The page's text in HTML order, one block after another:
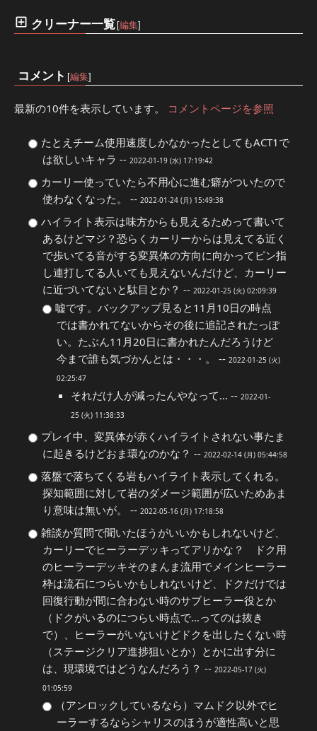
クリーナー一覧 [編集]
コメント [編集]
最新の10件を表示しています。 コメントページを参照
たとえチーム使用速度しかなかったとしてもACT1で
は欲しいキャラ -- 2022-01-19 (水) 17:19:42
カーリー使っていたら不用心に進む癖がついたので
使わなくなった。 -- 2022-01-24 (月) 15:49:38
ハイライト表示は味方からも見えるためって書いて
あるけどマジ？恐らくカーリーからは見えてる近く
で歩いてる音がする変異体の方向に向かってピン指
し連打してる人いても見えないんだけど、カーリー
に近づいてないと駄目とか？ -- 2022-01-25 (火) 02:09:39
嘘です。バックアップ見ると11月10日の時点
では書かれてないからその後に追記されたっぽ
い。たぶん11月20日に書かれたんだろうけど
今まで誰も気づかんとは・・・。 -- 2022-01-25 (火)
02:25:47
それだけ人が減ったんやなって… -- 2022-01-
25 (火) 11:38:33
プレイ中、変異体が赤くハイライトされない事たま
に起きるけどおま環なのかな？ -- 2022-02-14 (月) 05:44:58
落盤で落ちてくる岩もハイライト表示してくれる。
探知範囲に対して岩のダメージ範囲が広いためあま
り意味は無いが。 -- 2022-05-16 (月) 17:18:58
雑談か質問で聞いたほうがいいかもしれないけど、
カーリーでヒーラーデッキってアリかな？ ドク用
のヒーラーデッキそのまんま流用でメインヒーラー
枠は流石につらいかもしれないけど、ドクだけでは
回復行動が間に合わない時のサブヒーラー役とか
（ドクがいるのにつらい時点で…ってのは抜き
で）、ヒーラーがいないけどドクを出したくない時
（ステージクリア進捗狙いとか）とかに出す分に
は、現環境ではどうなんだろう？ -- 2022-05-17 (火)
01:05:59
（アンロックしているなら）マムドク以外でヒ
ーラーするならシャリスのほうが適性高いと思